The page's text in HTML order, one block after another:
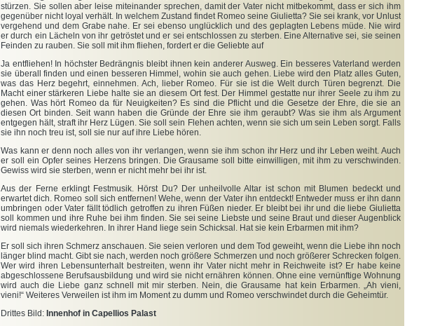
stürzen. Sie sollen aber leise miteinander sprechen, damit der Vater nicht mitbekommt, dass er sich ihm
gegenüber nicht loyal verhält. In welchem Zustand findet Romeo seine Giulietta? Sie sei krank, vor Unlust
vergehend und dem Grabe nahe. Er sei ebenso unglücklich und des geplagten Lebens müde. Nie wird
er durch ein Lächeln von ihr getröstet und er sei entschlossen zu sterben. Eine Alternative sei, sie seinen
Feinden zu rauben. Sie soll mit ihm fliehen, fordert er die Geliebte auf
Ja entfliehen! In höchster Bedrängnis bleibt ihnen kein anderer Ausweg. Ein besseres Vaterland werden
sie überall finden und einen besseren Himmel, wohin sie auch gehen. Liebe wird den Platz alles Guten,
was das Herz begehrt, einnehmen. Ach, lieber Romeo. Für sie ist die Welt durch Türen begrenzt. Die
Macht einer stärkeren Liebe halte sie an diesem Ort fest. Der Himmel gestatte nur ihrer Seele zu ihm zu
gehen. Was hört Romeo da für Neuigkeiten? Es sind die Pflicht und die Gesetze der Ehre, die sie an
diesen Ort binden. Seit wann haben die Gründe der Ehre sie ihm geraubt? Was sie ihm als Argument
entgegen hält, straft ihr Herz Lügen. Sie soll sein Flehen achten, wenn sie sich um sein Leben sorgt. Falls
sie ihn noch treu ist, soll sie nur auf ihre Liebe hören.
Was kann er denn noch alles von ihr verlangen, wenn sie ihm schon ihr Herz und ihr Leben weiht. Auch
er soll ein Opfer seines Herzens bringen. Die Grausame soll bitte einwilligen, mit ihm zu verschwinden.
Gewiss wird sie sterben, wenn er nicht mehr bei ihr ist.
Aus der Ferne erklingt Festmusik. Hörst Du? Der unheilvolle Altar ist schon mit Blumen bedeckt und
erwartet dich. Romeo soll sich entfernen! Wehe, wenn der Vater ihn entdeckt! Entweder muss er ihn dann
umbringen oder Vater fällt tödlich getroffen zu ihren Füßen nieder. Er bleibt bei ihr und die liebe Giulietta
soll kommen und ihre Ruhe bei ihm finden. Sie sei seine Liebste und seine Braut und dieser Augenblick
wird niemals wiederkehren. In ihrer Hand liege sein Schicksal. Hat sie kein Erbarmen mit ihm?
Er soll sich ihren Schmerz anschauen. Sie seien verloren und dem Tod geweiht, wenn die Liebe ihn noch
länger blind macht. Gibt sie nach, werden noch größere Schmerzen und noch größerer Schrecken folgen.
Wer wird ihren Lebensunterhalt bestreiten, wenn ihr Vater nicht mehr in Reichweite ist? Er habe keine
abgeschlossene Berufsausbildung und wird sie nicht ernähren können. Ohne eine vernünftige Wohnung
wird auch die Liebe ganz schnell mit mir sterben. Nein, die Grausame hat kein Erbarmen. „Ah vieni,
vieni!“ Weiteres Verweilen ist ihm im Moment zu dumm und Romeo verschwindet durch die Geheimtür.
Drittes Bild: Innenhof in Capellios Palast